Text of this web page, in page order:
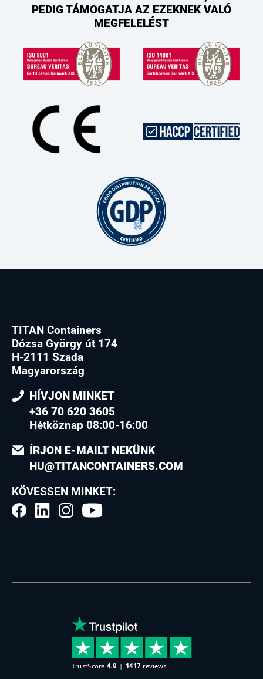
PEDIG TÁMOGATJA AZ EZEKNEK VALÓ
MEGFELELÉST
TITAN Containers
Dózsa György út 174
H-2111 Szada
Magyarország
HÍVJON MINKET
+36 70 620 3605
Hétköznap 08:00-16:00
ÍRJON E-MAILT NEKÜNK
HU@TITANCONTAINERS.COM
KÖVESSEN MINKET: